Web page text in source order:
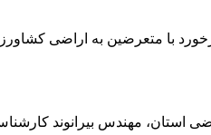
با متعرضین به اراضی
استان، مهندس بیرانوند